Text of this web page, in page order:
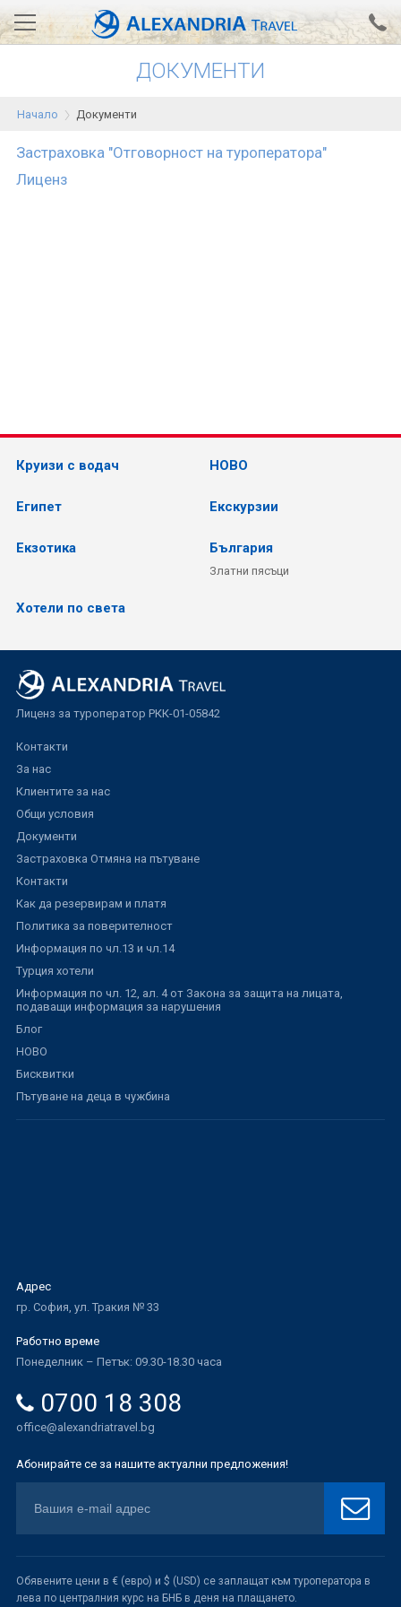
Проверка на резервация
АЛЕКСАНДРИЯ хотели
Тунис
ДОКУМЕНТИ
Начало Документи
Застраховка "Отговорност на туроператора"
Лиценз
Круизи с водач НОВО
Египет Екскурзии
Екзотика България
Златни пясъци
Хотели по света
Лиценз за туроператор РКК-01-05842
Контакти
За нас
Клиентите за нас
Общи условия
Документи
Застраховка Отмяна на пътуване
Контакти
Как да резервирам и платя
Политика за поверителност
Информация по чл.13 и чл.14
Турция хотели
Информация по чл. 12, ал. 4 от Закона за защита на лицата,
подаващи информация за нарушения
Блог
НОВО
Бисквитки
Пътуване на деца в чужбина
Адрес
гр. София, ул. Тракия № 33
Работно време
Понеделник – Петък: 09.30-18.30 часа
0700 18 308
office@alexandriatravel.bg
Абонирайте се за нашите актуални предложения!
Обявените цени в € (евро) и $ (USD) се заплащат към туроператора в
лева по централния курс на БНБ в деня на плащането.